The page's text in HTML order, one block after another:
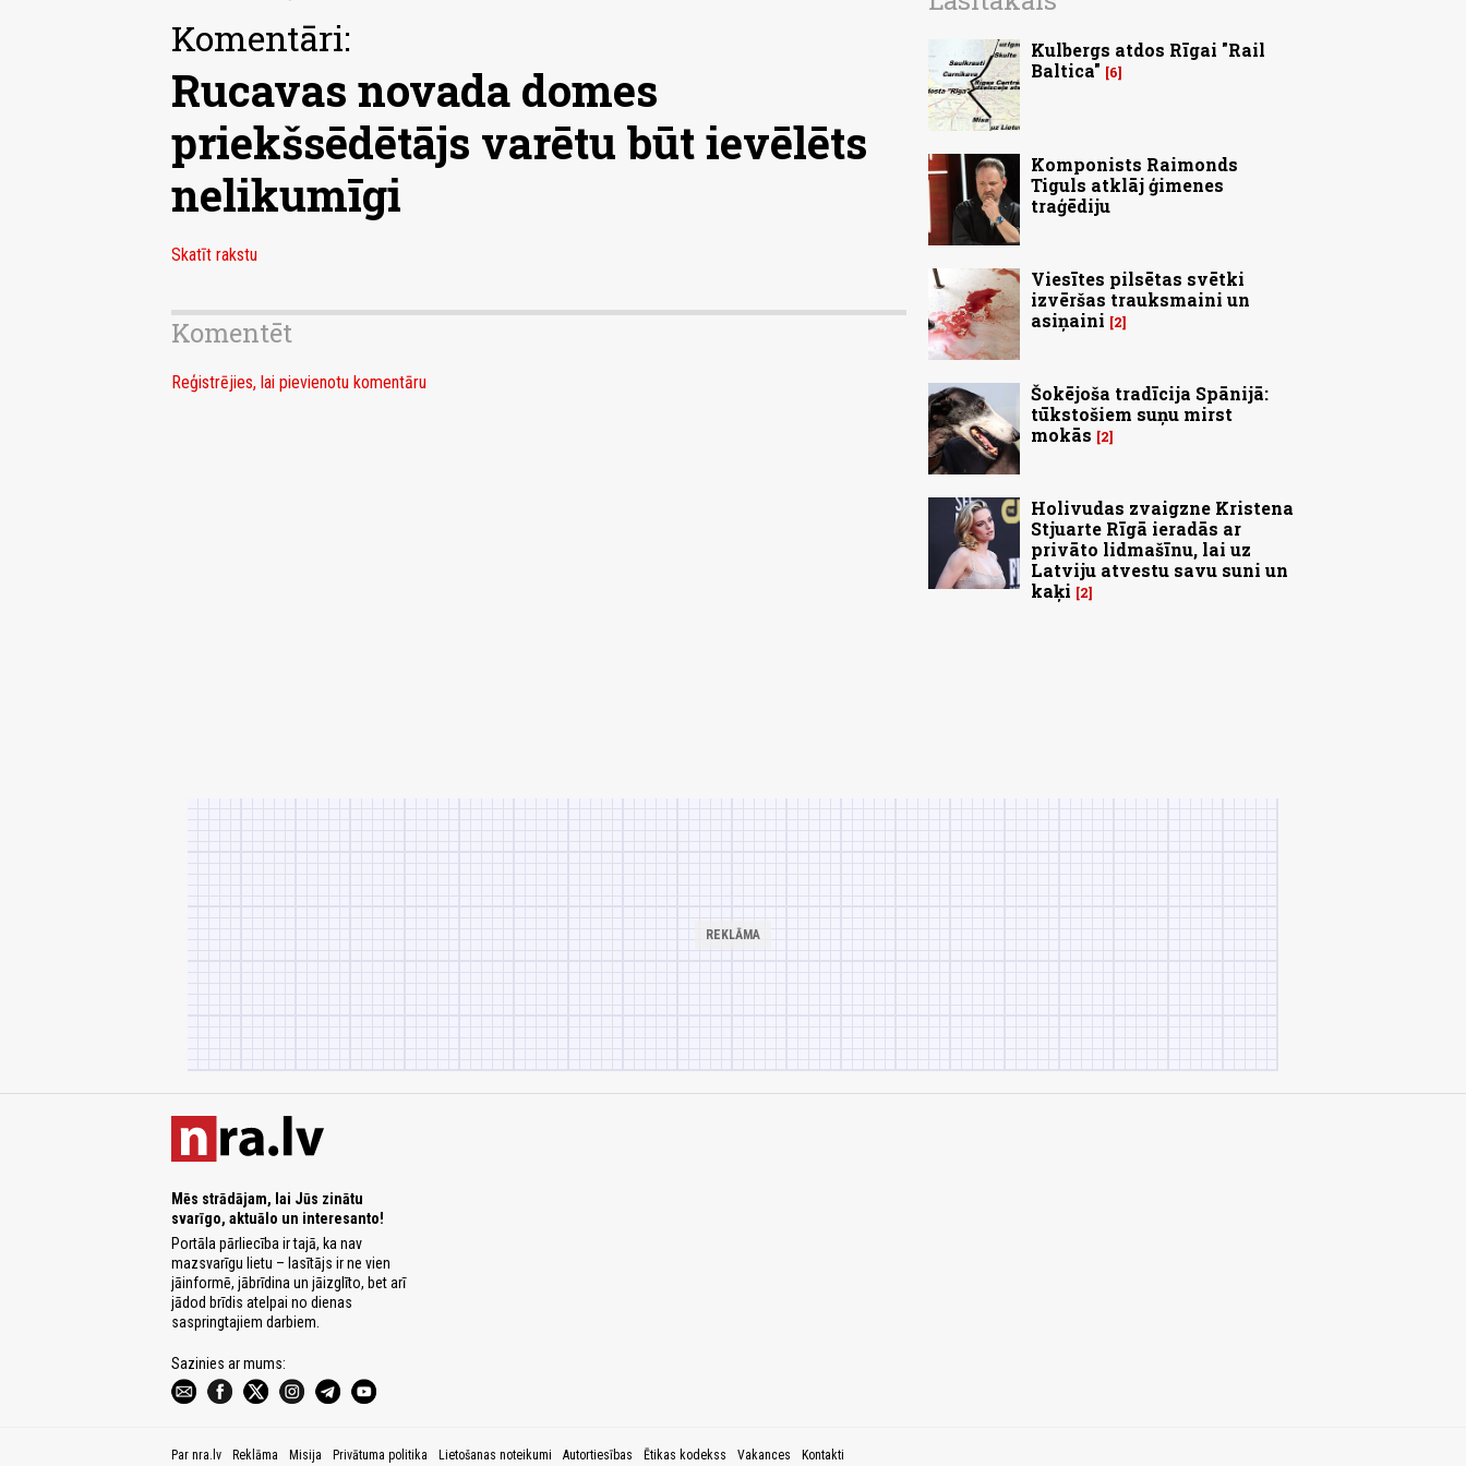
Komentāri:
Rucavas novada domes
priekšsēdētājs varētu būt ievēlēts
nelikumīgi
Skatīt rakstu
Komentēt
Reģistrējies, lai pievienotu komentāru
Kulbergs atdos Rīgai "Rail
Baltica"
6
Komponists Raimonds
Tiguls atklāj ģimenes
traģēdiju
Viesītes pilsētas svētki
izvēršas trauksmaini un
asiņaini
2
Šokējoša tradīcija Spānijā:
tūkstošiem suņu mirst
mokās
2
Holivudas zvaigzne Kristena
Stjuarte Rīgā ieradās ar
privāto lidmašīnu, lai uz
Latviju atvestu savu suni un
kaķi
2
Mēs strādājam, lai Jūs zinātu
svarīgo, aktuālo un interesanto!
Portāla pārliecība ir tajā, ka nav
mazsvarīgu lietu – lasītājs ir ne vien
jāinformē, jābrīdina un jāizglīto, bet arī
jādod brīdis atelpai no dienas
saspringtajiem darbiem.
Sazinies ar mums:
Par nra.lv Reklāma Misija Privātuma politika Lietošanas noteikumi Autortiesības Ētikas kodekss Vakances Kontakti